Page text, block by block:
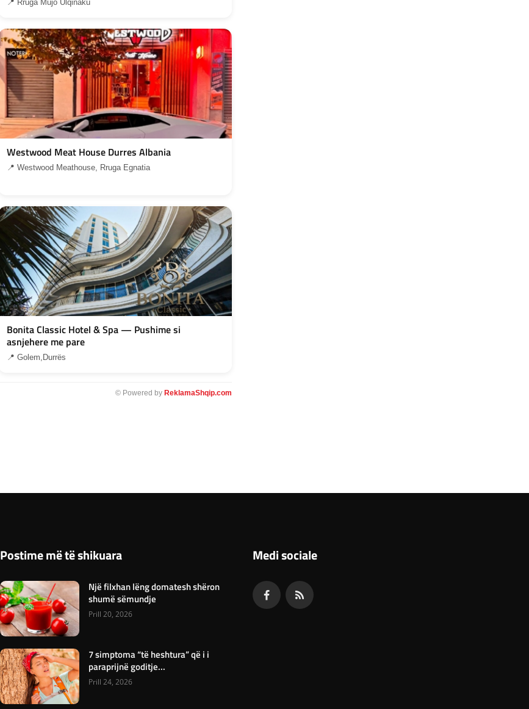
📍 Rruga Mujo Ulqinaku
Westwood Meat House Durres Albania
📍 Westwood Meathouse, Rruga Egnatia
Bonita Classic Hotel & Spa — Pushime si
asnjehere me pare
📍 Golem,Durrës
© Powered by ReklamaShqip.com
Postime më të shikuara
Një filxhan lëng domatesh shëron
shumë sëmundje
Prill 20, 2026
7 simptoma “të heshtura” që i i
paraprijnë goditje...
Prill 24, 2026
Medi sociale